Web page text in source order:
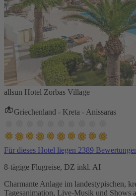
allsun Hotel Zorbas Village
Griechenland - Kreta - Anissaras
Für dieses Hotel liegen 2389
8-tägige Flugreise, DZ inkl. AI
Charmante Anlage im landestypischen,
Tagesanimation, Live-Musik und Shows